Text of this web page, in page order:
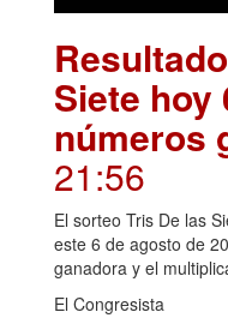
Siete hoy
números
21:56
El sorteo Tris De las
este 6 de agosto de
ganadora y el
El Congresista